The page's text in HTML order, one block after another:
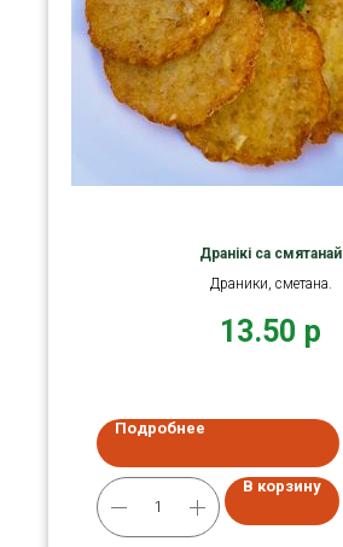
Дранікі са смятанай
Драники, сметана.
13.50 р
Подробнее
В корзину